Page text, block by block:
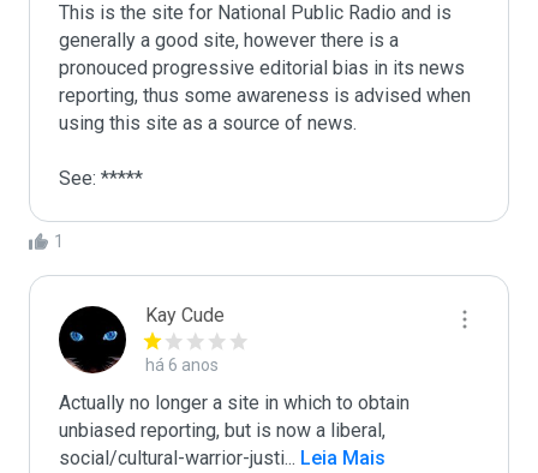
This is the site for National Public Radio and is
generally a good site, however there is a
pronouced progressive editorial bias in its news
reporting, thus some awareness is advised when
using this site as a source of news.
See: *****
1
Kay Cude
há 6 anos
Actually no longer a site in which to obtain
unbiased reporting, but is now a liberal,
social/cultural-warrior-justi... Leia Mais